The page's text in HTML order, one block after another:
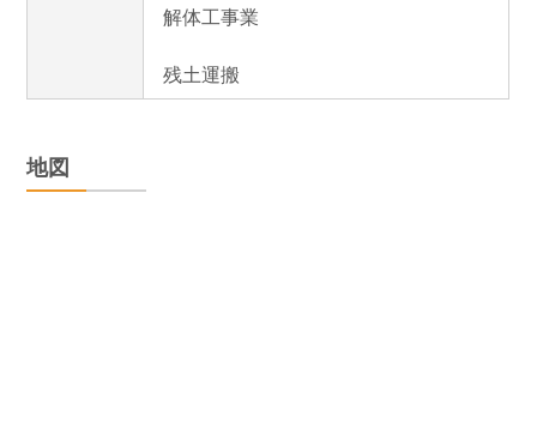
解体工事業
残土運搬
地図